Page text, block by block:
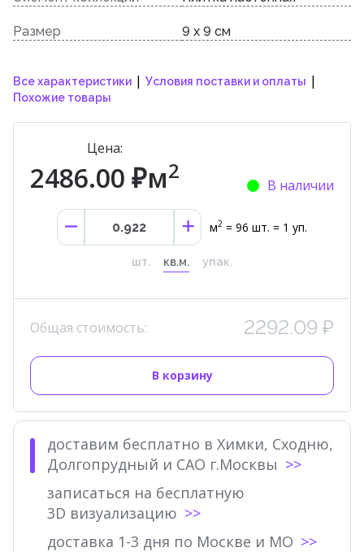
Размер 9 x 9 см
Все характеристики | Условия поставки и оплаты |
Похожие товары
Цена:
2486.00 ₽м2
В наличии
м2 = 96 шт. = 1 уп.
шт. кв.м. упак.
Общая стоимость: 2292.09 ₽
В корзину
доставим бесплатно в Химки, Сходню,
Долгопрудный и САО г.Москвы
записаться на бесплатную
3D визуализацию
доставка 1-3 дня по Москве и МО